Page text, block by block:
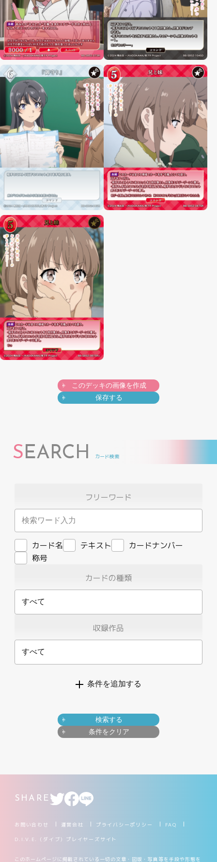
このデッキの画像を作成
保存する
SEARCH カード検索
フリーワード
カード名 テキスト
カードナンバー
称号
カードの種類
すべて
収録作品
すべて
条件を追加する
条件をクリア
検索する
SHARE
お問い合わせ 運営会社 プライバシーポリシー FAQ
D.I.V.E.（ダイブ）プレイヤーズサイト
このホームページに掲載されている一切の文章・図版・写真等を手段や形態を